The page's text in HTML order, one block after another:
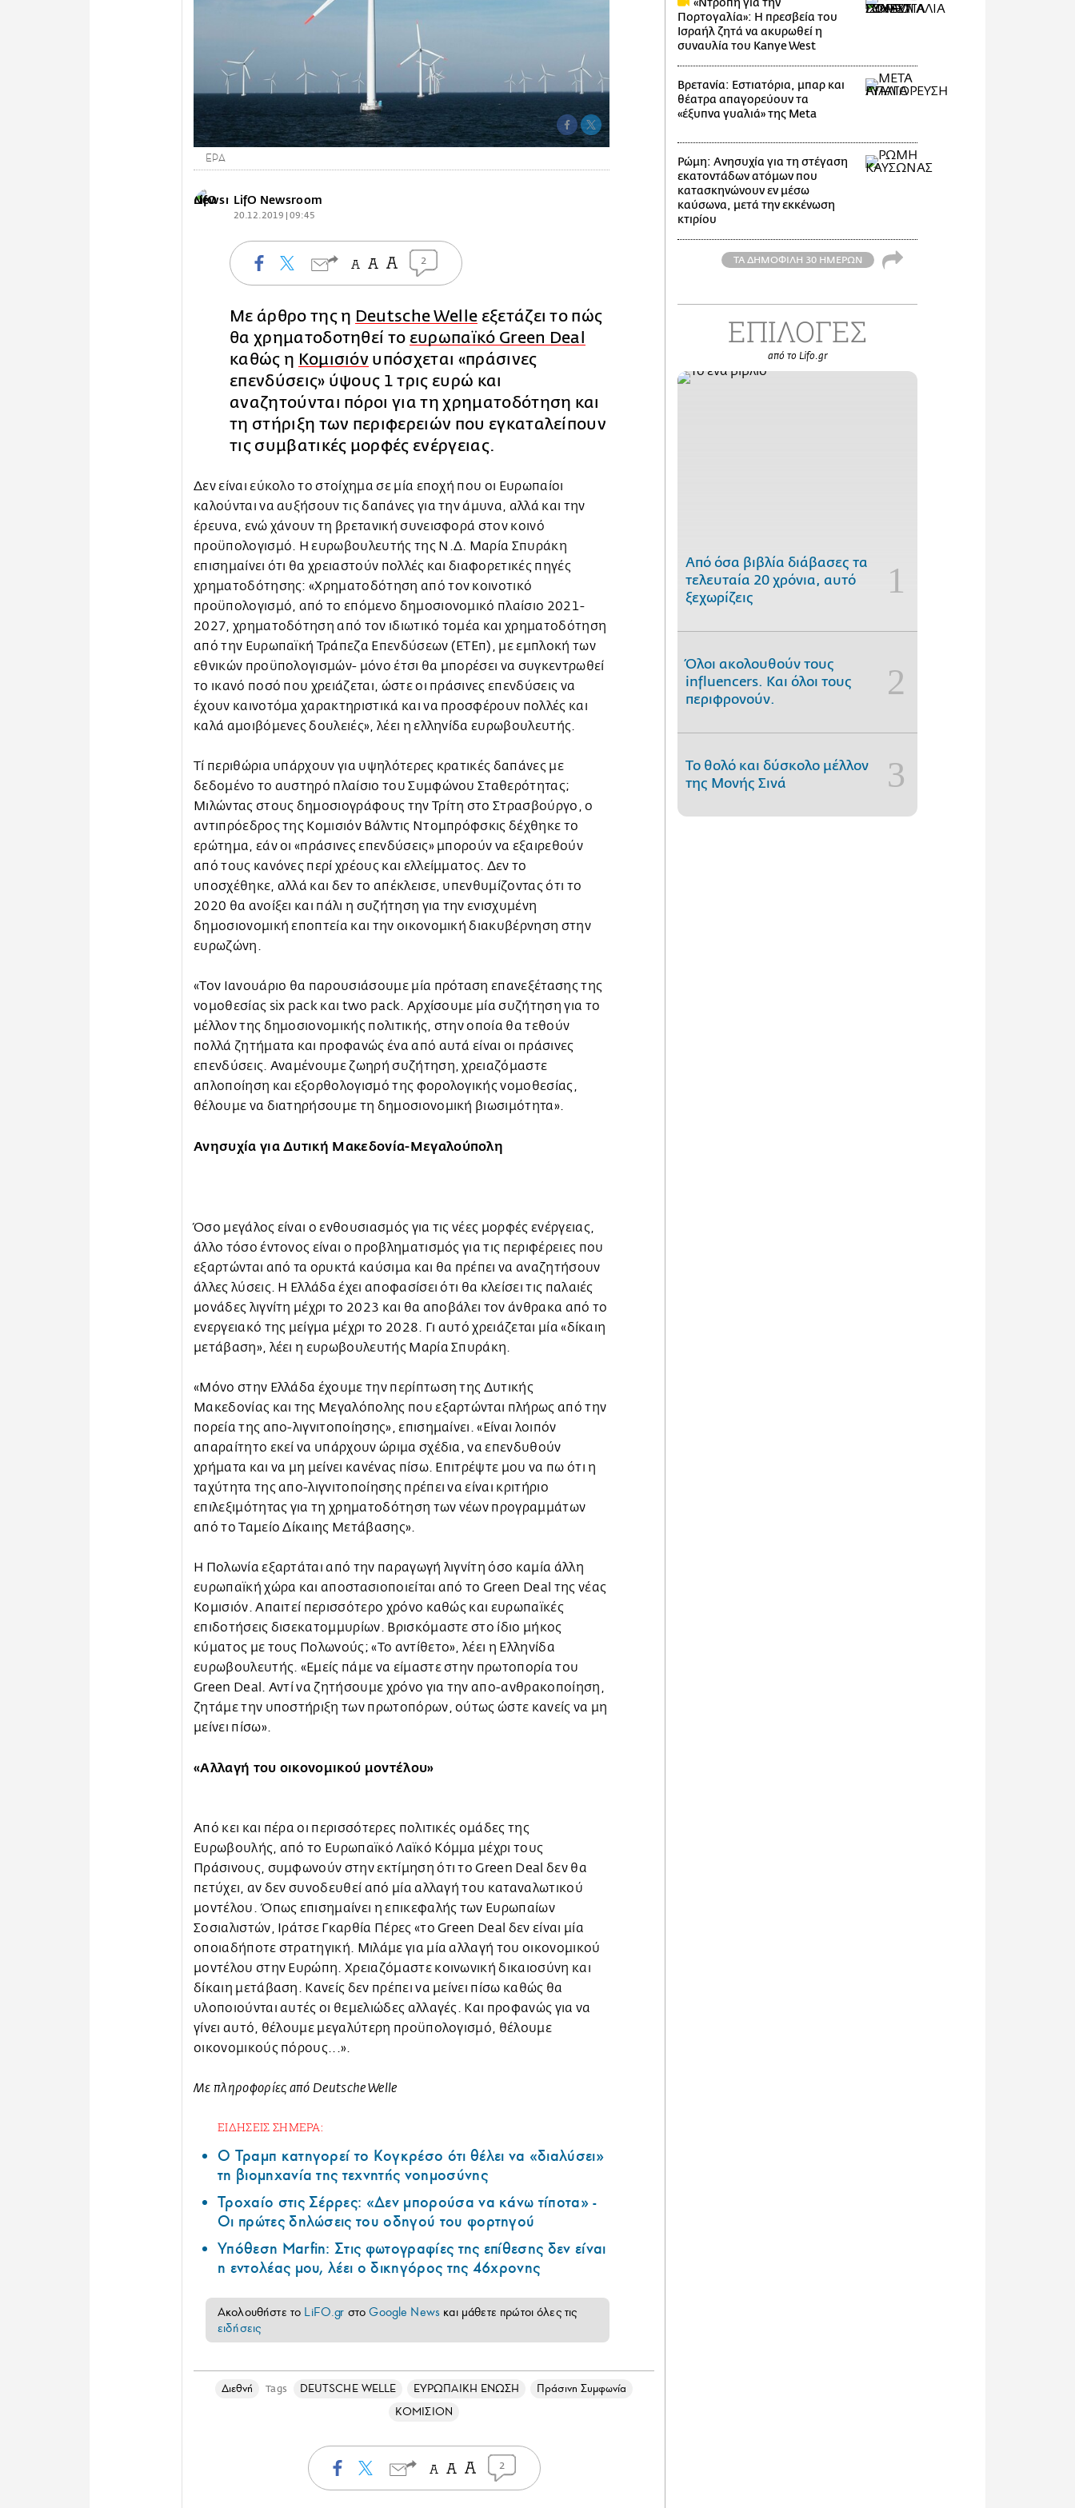
EPA
LifO Newsroom
20.12.2019 | 09:45
2
Με άρθρο της η Deutsche Welle εξετάζει το πώς
θα χρηματοδοτηθεί το ευρωπαϊκό Green Deal
καθώς η Κομισιόν υπόσχεται «πράσινες
επενδύσεις» ύψους 1 τρις ευρώ και
αναζητούνται πόροι για τη χρηματοδότηση και
τη στήριξη των περιφερειών που εγκαταλείπουν
τις συμβατικές μορφές ενέργειας.
Δεν είναι εύκολο το στοίχημα σε μία εποχή που οι Ευρωπαίοι
καλούνται να αυξήσουν τις δαπάνες για την άμυνα, αλλά και την
έρευνα, ενώ χάνουν τη βρετανική συνεισφορά στον κοινό
προϋπολογισμό. Η ευρωβουλευτής της Ν.Δ. Μαρία Σπυράκη
επισημαίνει ότι θα χρειαστούν πολλές και διαφορετικές πηγές
χρηματοδότησης: «Χρηματοδότηση από τον κοινοτικό
προϋπολογισμό, από το επόμενο δημοσιονομικό πλαίσιο 2021-
2027, χρηματοδότηση από τον ιδιωτικό τομέα και χρηματοδότηση
από την Ευρωπαϊκή Τράπεζα Επενδύσεων (ΕΤΕπ), με εμπλοκή των
εθνικών προϋπολογισμών- μόνο έτσι θα μπορέσει να συγκεντρωθεί
το ικανό ποσό που χρειάζεται, ώστε οι πράσινες επενδύσεις να
έχουν καινοτόμα χαρακτηριστικά και να προσφέρουν πολλές και
καλά αμοιβόμενες δουλειές», λέει η ελληνίδα ευρωβουλευτής.
Τί περιθώρια υπάρχουν για υψηλότερες κρατικές δαπάνες με
δεδομένο το αυστηρό πλαίσιο του Συμφώνου Σταθερότητας;
Μιλώντας στους δημοσιογράφους την Τρίτη στο Στρασβούργο, ο
αντιπρόεδρος της Κομισιόν Βάλντις Ντομπρόφσκις δέχθηκε το
ερώτημα, εάν οι «πράσινες επενδύσεις» μπορούν να εξαιρεθούν
από τους κανόνες περί χρέους και ελλείμματος. Δεν το
υποσχέθηκε, αλλά και δεν το απέκλεισε, υπενθυμίζοντας ότι το
2020 θα ανοίξει και πάλι η συζήτηση για την ενισχυμένη
δημοσιονομική εποπτεία και την οικονομική διακυβέρνηση στην
ευρωζώνη.
«Τον Ιανουάριο θα παρουσιάσουμε μία πρόταση επανεξέτασης της
νομοθεσίας six pack και two pack. Αρχίσουμε μία συζήτηση για το
μέλλον της δημοσιονομικής πολιτικής, στην οποία θα τεθούν
πολλά ζητήματα και προφανώς ένα από αυτά είναι οι πράσινες
επενδύσεις. Αναμένουμε ζωηρή συζήτηση, χρειαζόμαστε
απλοποίηση και εξορθολογισμό της φορολογικής νομοθεσίας,
θέλουμε να διατηρήσουμε τη δημοσιονομική βιωσιμότητα».
Ανησυχία για Δυτική Μακεδονία-Μεγαλούπολη
Όσο μεγάλος είναι ο ενθουσιασμός για τις νέες μορφές ενέργειας,
άλλο τόσο έντονος είναι ο προβληματισμός για τις περιφέρειες που
εξαρτώνται από τα ορυκτά καύσιμα και θα πρέπει να αναζητήσουν
άλλες λύσεις. Η Ελλάδα έχει αποφασίσει ότι θα κλείσει τις παλαιές
μονάδες λιγνίτη μέχρι το 2023 και θα αποβάλει τον άνθρακα από το
ενεργειακό της μείγμα μέχρι το 2028. Γι αυτό χρειάζεται μία «δίκαιη
μετάβαση», λέει η ευρωβουλευτής Μαρία Σπυράκη.
«Μόνο στην Ελλάδα έχουμε την περίπτωση της Δυτικής
Μακεδονίας και της Μεγαλόπολης που εξαρτώνται πλήρως από την
πορεία της απο-λιγνιτοποίησης», επισημαίνει. «Είναι λοιπόν
απαραίτητο εκεί να υπάρχουν ώριμα σχέδια, να επενδυθούν
χρήματα και να μη μείνει κανένας πίσω. Επιτρέψτε μου να πω ότι η
ταχύτητα της απο-λιγνιτοποίησης πρέπει να είναι κριτήριο
επιλεξιμότητας για τη χρηματοδότηση των νέων προγραμμάτων
από το Ταμείο Δίκαιης Μετάβασης».
Η Πολωνία εξαρτάται από την παραγωγή λιγνίτη όσο καμία άλλη
ευρωπαϊκή χώρα και αποστασιοποιείται από το Green Deal της νέας
Κομισιόν. Απαιτεί περισσότερο χρόνο καθώς και ευρωπαϊκές
επιδοτήσεις δισεκατομμυρίων. Βρισκόμαστε στο ίδιο μήκος
κύματος με τους Πολωνούς; «Το αντίθετο», λέει η Ελληνίδα
ευρωβουλευτής. «Εμείς πάμε να είμαστε στην πρωτοπορία του
Green Deal. Αντί να ζητήσουμε χρόνο για την απο-ανθρακοποίηση,
ζητάμε την υποστήριξη των πρωτοπόρων, ούτως ώστε κανείς να μη
μείνει πίσω».
«Αλλαγή του οικονομικού μοντέλου»
Από κει και πέρα οι περισσότερες πολιτικές ομάδες της
Ευρωβουλής, από το Ευρωπαϊκό Λαϊκό Κόμμα μέχρι τους
Πράσινους, συμφωνούν στην εκτίμηση ότι το Green Deal δεν θα
πετύχει, αν δεν συνοδευθεί από μία αλλαγή του καταναλωτικού
μοντέλου. Όπως επισημαίνει η επικεφαλής των Ευρωπαίων
Σοσιαλιστών, Ιράτσε Γκαρθία Πέρες «το Green Deal δεν είναι μία
οποιαδήποτε στρατηγική. Μιλάμε για μία αλλαγή του οικονομικού
μοντέλου στην Ευρώπη. Χρειαζόμαστε κοινωνική δικαιοσύνη και
δίκαιη μετάβαση. Κανείς δεν πρέπει να μείνει πίσω καθώς θα
υλοποιούνται αυτές οι θεμελιώδες αλλαγές. Και προφανώς για να
γίνει αυτό, θέλουμε μεγαλύτερη προϋπολογισμό, θέλουμε
οικονομικούς πόρους...».
Mε πληροφορίες από Deutsche Welle
ΕΙΔΗΣΕΙΣ ΣΗΜΕΡΑ:
Ο Τραμπ κατηγορεί το Κογκρέσο ότι θέλει να «διαλύσει»
τη βιομηχανία της τεχνητής νοημοσύνης
Τροχαίο στις Σέρρες: «Δεν μπορούσα να κάνω τίποτα» -
Οι πρώτες δηλώσεις του οδηγού του φορτηγού
Υπόθεση Marfin: Στις φωτογραφίες της επίθεσης δεν είναι
η εντολέας μου, λέει ο δικηγόρος της 46χρονης
Ακολουθήστε το LiFO.gr στοGoogle News και μάθετε πρώτοι όλες τις
ειδήσεις
Διεθνή Tags DEUTSCHE WELLE ΕΥΡΩΠΑΙΚΗ ΕΝΩΣΗ
Πράσινη Συμφωνία
ΚΟΜΙΣΙΟΝ
2
«Ντροπή για την
Πορτογαλία»: Η πρεσβεία του
Ισραήλ ζητά να ακυρωθεί η
συναυλία του Kanye West
Βρετανία: Εστιατόρια, μπαρ και
θέατρα απαγορεύουν τα
«έξυπνα γυαλιά» της Meta
Ρώμη: Ανησυχία για τη στέγαση
εκατοντάδων ατόμων που
κατασκηνώνουν εν μέσω
καύσωνα, μετά την εκκένωση
κτιρίου
ΤΑ ΔΗΜΟΦΙΛΗ 30 ΗΜΕΡΩΝ
ΕΠΙΛΟΓΕΣ
από το Lifo.gr
Από όσα βιβλία διάβασες τα
τελευταία 20 χρόνια, αυτό
ξεχωρίζεις
Όλοι ακολουθούν τους
influencers. Και όλοι τους
περιφρονούν.
Το θολό και δύσκολο μέλλον
της Μονής Σινά